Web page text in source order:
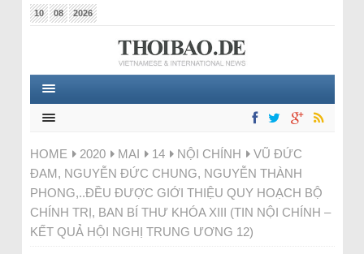
10 08 2026
HOME 2020 MAI 14 NỘI CHÍNH
VŨ ĐỨC
ĐAM, NGUYỄN ĐỨC CHUNG, NGUYỄN THÀNH
PHONG,..ĐỀU ĐƯỢC GIỚI THIỆU QUY HOẠCH BỘ
CHÍNH TRỊ, BAN BÍ THƯ KHÓA XIII (TIN NỘI CHÍNH –
KẾT QUẢ HỘI NGHỊ TRUNG ƯƠNG 12)